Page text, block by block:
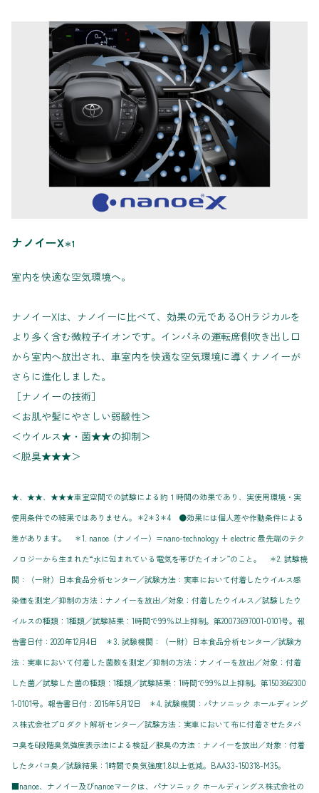
ナノイーX＊1
室内を快適な空気環境へ。
ナノイーXは、ナノイーに比べて、効果の元であるOHラジカルを
より多く含む微粒子イオンです。インパネの運転席側吹き出し口
から室内へ放出され、車室内を快適な空気環境に導くナノイーが
さらに進化しました。
［ナノイーの技術］
＜お肌や髪にやさしい弱酸性＞
＜ウイルス★・菌★★の抑制＞
＜脱臭★★★＞
★、★★、★★★車室空間での試験による約１時間の効果であり、実使用環境・実
使用条件での結果ではありません。＊2＊3＊4 ●効果には個人差や作動条件による
差があります。 ＊1. nanoe（ナノイー）=nano-technology + electric 最先端のテク
ノロジーから生まれた“水に包まれている電気を帯びたイオン”のこと。 ＊2. 試験機
関：（一財）日本食品分析センター／試験方法：実車において付着したウイルス感
染価を測定／抑制の方法：ナノイーを放出／対象：付着したウイルス／試験したウ
イルスの種類：1種類／試験結果：1時間で99％以上抑制。第20073697001-0101号。報
告書日付：2020年12月4日 ＊3. 試験機関：（一財）日本食品分析センター／試験方
法：実車において付着した菌数を測定／抑制の方法：ナノイーを放出／対象：付着
した菌／試験した菌の種類：1種類／試験結果：1時間で99％以上抑制。第1503862300
1-0101号。報告書日付：2015年5月12日 ＊4. 試験機関：パナソニック ホールディング
ス株式会社プロダクト解析センター／試験方法：実車において布に付着させたタバ
コ臭を6段階臭気強度表示法による検証／脱臭の方法：ナノイーを放出／対象：付着
したタバコ臭／試験結果：1時間で臭気強度1.8以上低減。BAA33-150318-M35。
■nanoe、ナノイー及びnanoeマークは、パナソニック ホールディングス株式会社の